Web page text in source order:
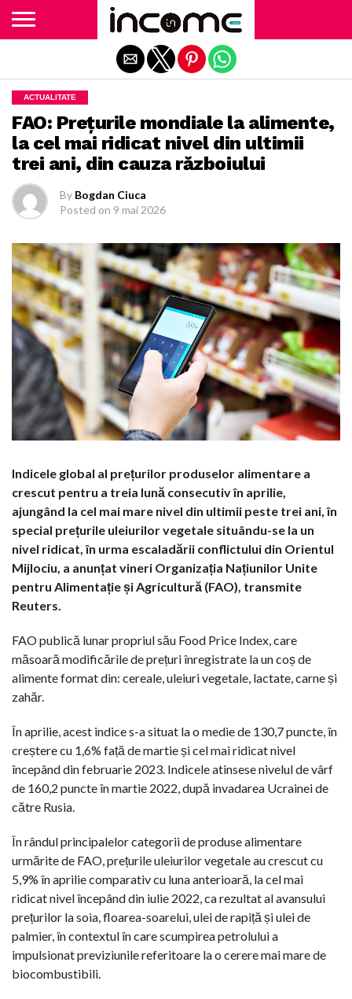
ACTUALITATE
FAO: Prețurile mondiale la alimente,
la cel mai ridicat nivel din ultimii
trei ani, din cauza războiului
By Bogdan Ciuca
Posted on 9 mai 2026
Indicele global al prețurilor produselor alimentare a
crescut pentru a treia lună consecutiv în aprilie,
ajungând la cel mai mare nivel din ultimii peste trei ani, în
special prețurile uleiurilor vegetale situându-se la un
nivel ridicat, în urma escaladării conflictului din Orientul
Mijlociu, a anunțat vineri Organizația Națiunilor Unite
pentru Alimentație și Agricultură (FAO), transmite
Reuters.
FAO publică lunar propriul său Food Price Index, care
măsoară modificările de prețuri înregistrate la un coș de
alimente format din: cereale, uleiuri vegetale, lactate, carne și
zahăr.
În aprilie, acest indice s-a situat la o medie de 130,7 puncte, în
creștere cu 1,6% față de martie și cel mai ridicat nivel
începând din februarie 2023. Indicele atinsese nivelul de vârf
de 160,2 puncte în martie 2022, după invadarea Ucrainei de
către Rusia.
În rândul principalelor categorii de produse alimentare
urmărite de FAO, prețurile uleiurilor vegetale au crescut cu
5,9% în aprilie comparativ cu luna anterioară, la cel mai
ridicat nivel începând din iulie 2022, ca rezultat al avansului
prețurilor la soia, floarea-soarelui, ulei de rapiță și ulei de
palmier, în contextul în care scumpirea petrolului a
impulsionat previziunile referitoare la o cerere mai mare de
biocombustibili.
Exit mobile version